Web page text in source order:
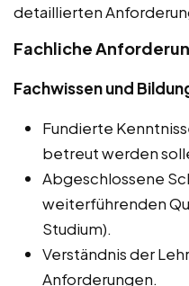
detaillierten
Fachliche
Fachwissen und
Fundierte
betreut werden
Abgeschlossene
weiterführenden
Studium).
Verständnis der
Anforderungen.